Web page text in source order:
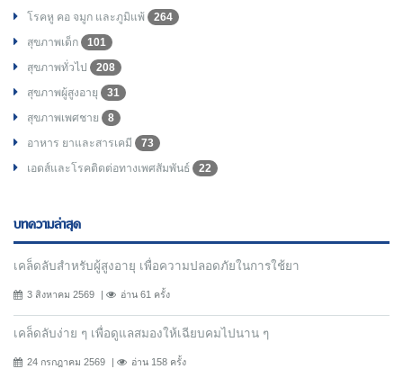
โรคหู คอ จมูก และภูมิแพ้
264
สุขภาพเด็ก
101
สุขภาพทั่วไป
208
สุขภาพผู้สูงอายุ
31
สุขภาพเพศชาย
8
อาหาร ยาและสารเคมี
73
เอดส์และโรคติดต่อทางเพศสัมพันธ์
22
บทความล่าสุด
เคล็ดลับสำหรับผู้สูงอายุ เพื่อความปลอดภัยในการใช้ยา
3 สิงหาคม 2569 อ่าน 61 ครั้ง
เคล็ดลับง่าย ๆ เพื่อดูแลสมองให้เฉียบคมไปนาน ๆ
24 กรกฎาคม 2569 อ่าน 158 ครั้ง